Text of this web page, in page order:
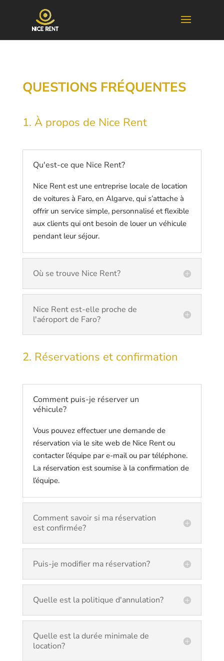
QUESTIONS FRÉQUENTES
1. À propos de Nice Rent
Qu'est-ce que Nice Rent?
Nice Rent est une entreprise locale de location
de voitures à Faro, en Algarve, qui s’attache à
offrir un service simple, personnalisé et flexible
aux clients qui ont besoin de louer un véhicule
pendant leur séjour.
Où se trouve Nice Rent?
Nice Rent est-elle proche de
l'aéroport de Faro?
2. Réservations et confirmation
Comment puis-je réserver un
véhicule?
Vous pouvez effectuer une demande de
réservation via le site web de Nice Rent ou
contacter l’équipe par e-mail ou par téléphone.
La réservation est soumise à la confirmation de
l’équipe.
Comment savoir si ma réservation
est confirmée?
Puis-je modifier ma réservation?
Quelle est la politique d'annulation?
Quelle est la durée minimale de
location?